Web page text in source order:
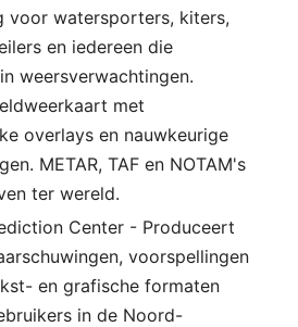
voor watersporters, kiters,
en iedereen die
weersverwachtingen.
met
overlays en nauwkeurige
METAR, TAF en NOTAM's
ter wereld.
Center - Produceert
voorspellingen
en grafische formaten
in de Noord-